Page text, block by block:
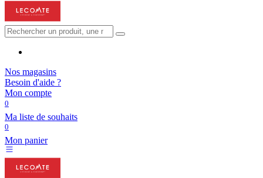
Nos magasins
Besoin d'aide ?
Mon compte
0
Ma liste de souhaits
0
Mon panier